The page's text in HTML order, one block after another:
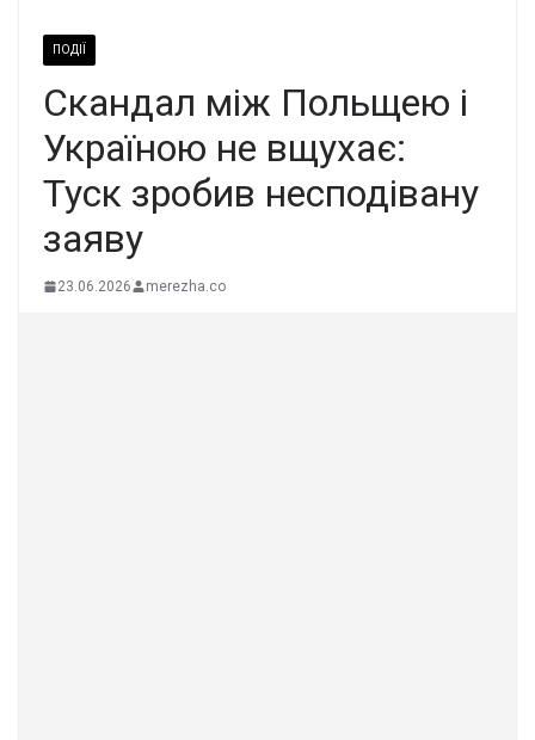
ПОДІЇ
Скандал між Польщею і
Україною не вщухає:
Туск зробив несподівану
заяву
23.06.2026 merezha.co